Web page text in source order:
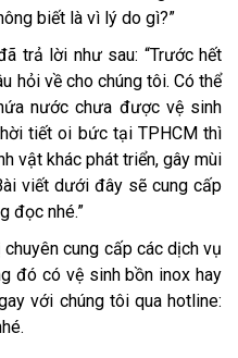
biết là vì lý do gì?”
trả lời như sau: “Trước hết
hỏi về cho chúng tôi. Có thể
nước chưa được vệ sinh
tiết oi bức tại TPHCM thì
vật khác phát triển, gây mùi
viết dưới đây sẽ cung cấp
đọc nhé.”
cung cấp các dịch vụ
đó có vệ sinh bồn inox hay
với chúng tôi qua hotline: